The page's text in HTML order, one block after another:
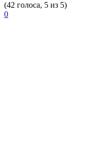
(42 голоса, 5 из 5)
0